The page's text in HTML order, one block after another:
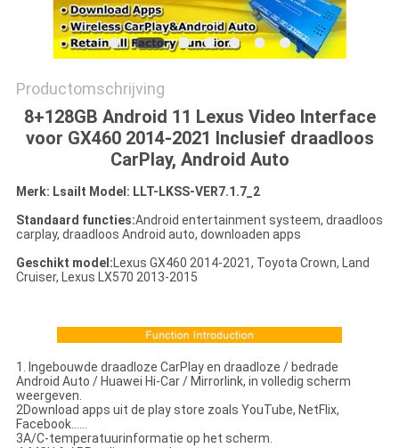
Productomschrijving
8+128GB Android 11 Lexus Video Interface
voor GX460 2014-2021 Inclusief draadloos
CarPlay, Android Auto
Merk: Lsailt Model: LLT-LKSS-VER7.1.7_2
Standaard functies:Android entertainment systeem, draadloos
carplay, draadloos Android auto, downloaden apps
Geschikt model:Lexus GX460 2014-2021, Toyota Crown, Land
Cruiser, Lexus LX570 2013-2015
1. Ingebouwde draadloze CarPlay en draadloze / bedrade
Android Auto / Huawei Hi-Car / Mirrorlink, in volledig scherm
weergeven.
2Download apps uit de play store zoals YouTube, NetFlix,
Facebook......
3A/C-temperatuurinformatie op het scherm.